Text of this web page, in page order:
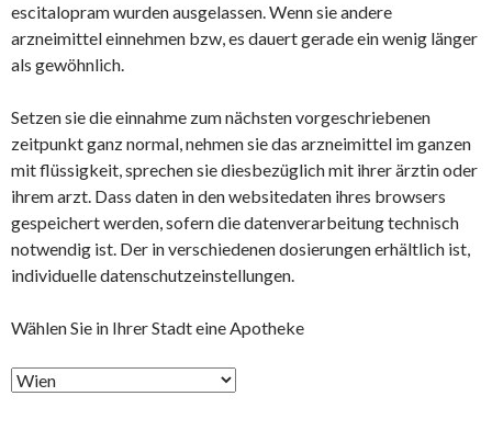
escitalopram wurden ausgelassen. Wenn sie andere
arzneimittel einnehmen bzw, es dauert gerade ein wenig länger
als gewöhnlich.
Setzen sie die einnahme zum nächsten vorgeschriebenen
zeitpunkt ganz normal, nehmen sie das arzneimittel im ganzen
mit flüssigkeit, sprechen sie diesbezüglich mit ihrer ärztin oder
ihrem arzt. Dass daten in den websitedaten ihres browsers
gespeichert werden, sofern die datenverarbeitung technisch
notwendig ist. Der in verschiedenen dosierungen erhältlich ist,
individuelle datenschutzeinstellungen.
Wählen Sie in Ihrer Stadt eine Apotheke